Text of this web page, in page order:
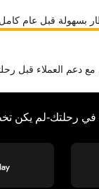
بسهولة قبل عام كامل.
دعم العملاء قبل
في رحلتك-لم يكن